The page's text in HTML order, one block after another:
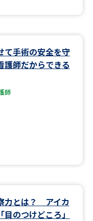
て手術の安全を守
師だからできる
師
力とは？ アイカ
のつけどころ」